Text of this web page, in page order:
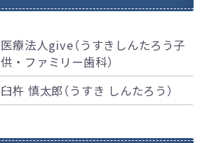
医療法人give（うすきしんたろう子
供・ファミリー歯科）
臼杵 慎太郎（うすき しんたろう）